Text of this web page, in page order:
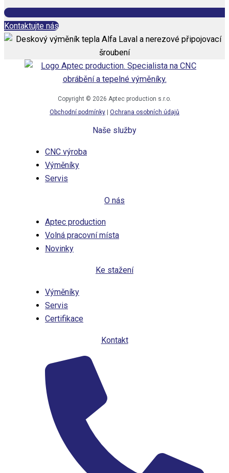
Kontaktujte nás
Copyright © 2026 Aptec production s.r.o.
Obchodní podmínky | Ochrana osobních údajů
Naše služby
CNC výroba
Výměníky
Servis
O nás
Aptec production
Volná pracovní místa
Novinky
Ke stažení
Výměníky
Servis
Certifikace
Kontakt